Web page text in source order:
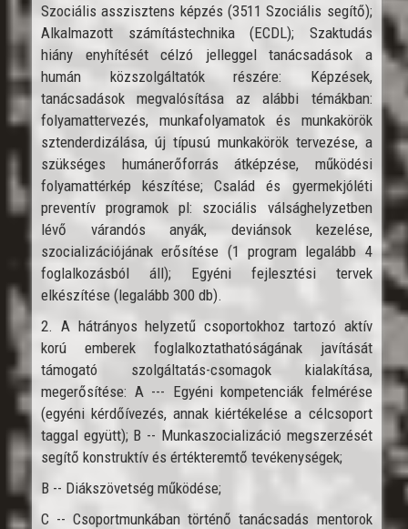
Szociális asszisztens képzés (3511 Szociális segítő);
Alkalmazott számítástechnika (ECDL); Szaktudás
hiány enyhítését célzó jelleggel tanácsadások a
humán közszolgáltatók részére: Képzések,
tanácsadások megvalósítása az alábbi témákban:
folyamattervezés, munkafolyamatok és munkakörök
sztenderdizálása, új típusú munkakörök tervezése, a
szükséges humánerőforrás átképzése, működési
folyamattérkép készítése; Család és gyermekjóléti
preventív programok pl: szociális válsághelyzetben
lévő várandós anyák, deviánsok kezelése,
szocializációjának erősítése (1 program legalább 4
foglalkozásból áll); Egyéni fejlesztési tervek
elkészítése (legalább 300 db).
2. A hátrányos helyzetű csoportokhoz tartozó aktív
korú emberek foglalkoztathatóságának javítását
támogató szolgáltatás-csomagok kialakítása,
megerősítése: A --- Egyéni kompetenciák felmérése
(egyéni kérdőívezés, annak kiértékelése a célcsoport
taggal együtt); B -- Munkaszocializáció megszerzését
segítő konstruktív és értékteremtő tevékenységek;
B -- Diákszövetség működése;
C -- Csoportmunkában történő tanácsadás mentorok